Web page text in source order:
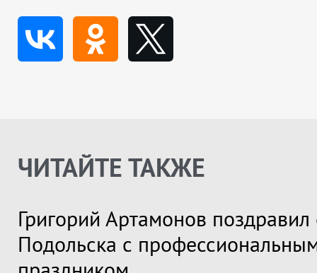
ЧИТАЙТЕ ТАКЖЕ
Григорий Артамонов поздравил
Подольска с